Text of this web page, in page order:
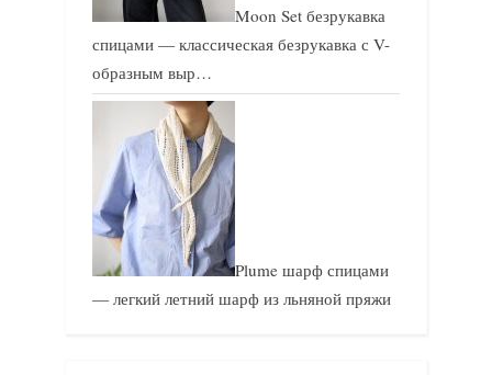
Moon Set безрукавка
спицами — классическая безрукавка с V-
образным выр…
Plume шарф спицами
— легкий летний шарф из льняной пряжи